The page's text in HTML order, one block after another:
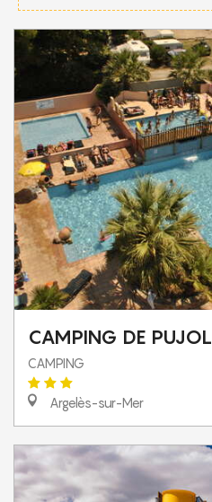
CAMPING DE PUJOL
CAMPING
Argelès-sur-Mer